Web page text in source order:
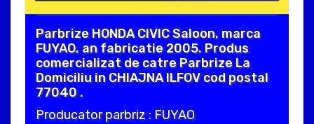
Parbrize HONDA CIVIC Saloon, marca
FUYAO, an fabricatie 2005. Produs
comercializat de catre Parbrize La
Domiciliu in CHIAJNA ILFOV cod postal
77040 .
Producator parbriz : FUYAO